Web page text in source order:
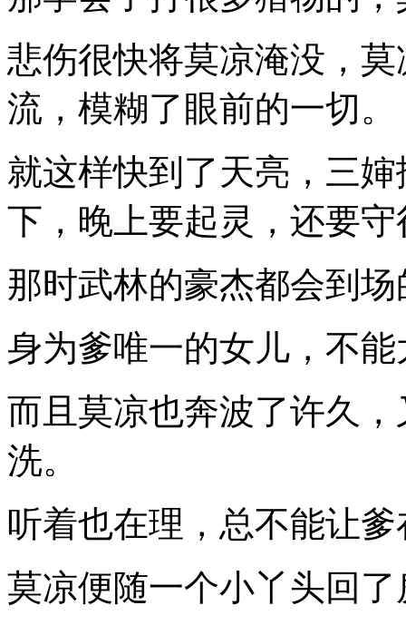
悲伤很快将莫凉淹没，
流，模糊了眼前的一切。
就这样快到了天亮，三
下，晚上要起灵，还要
那时武林的豪杰都会到场
身为爹唯一的女儿，不
而且莫凉也奔波了许久
洗。
听着也在理，总不能让
莫凉便随一个小丫头回了